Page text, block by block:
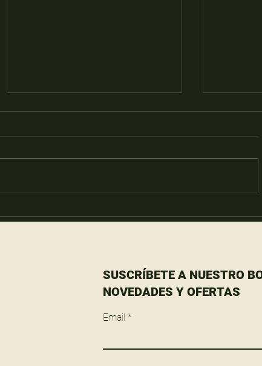
Barrio,
SUSCRÍBETE A NUESTRO
NOVEDADES Y OFERTAS
Email